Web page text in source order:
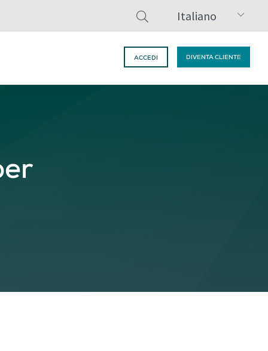
Italiano
ACCEDI DIVENTA CLIENTE